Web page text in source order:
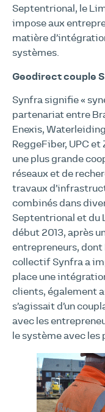
Septentrional, le
impose aux
matière
systèmes.
Geodirect couple
Synfra signifie «
partenariat entre
Enexis,
ReggeFiber, UPC
une plus grande
réseaux et de
travaux
combinés dans
Septentrional et du
début 2013, après
entrepreneurs, dont
collectif Synfra a
place une
clients, également
s’agissait d’un
avec les
le système avec les